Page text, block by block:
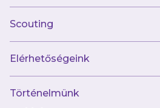
Scouting
Elérhetőségeink
Történelmünk